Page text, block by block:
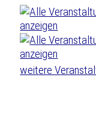
weitere